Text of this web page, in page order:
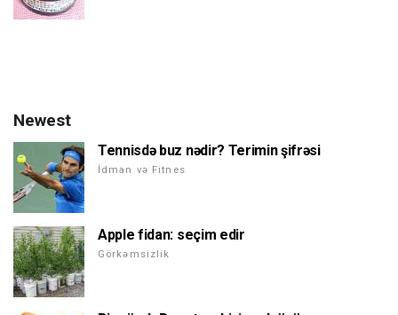
Newest
Tennisdə buz nədir? Terimin şifrəsi
İdman və Fitnes
Apple fidan: seçim edir
Görkəmsizlik